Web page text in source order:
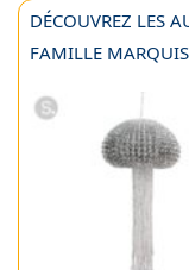
DÉCOUVREZ LES
FAMILLE